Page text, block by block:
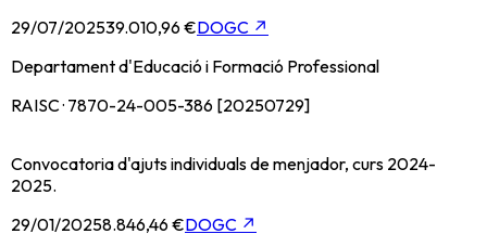
29/07/202539.010,96 €DOGC ↗
Departament d'Educació i Formació Professional
RAISC · 7870-24-005-386 [20250729]
Convocatoria d'ajuts individuals de menjador, curs 2024-
2025.
29/01/20258.846,46 €DOGC ↗